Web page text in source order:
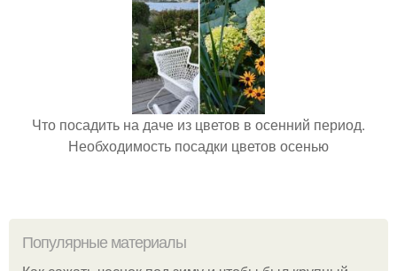
Что посадить на даче из цветов в осенний период.
Необходимость посадки цветов осенью
Популярные материалы